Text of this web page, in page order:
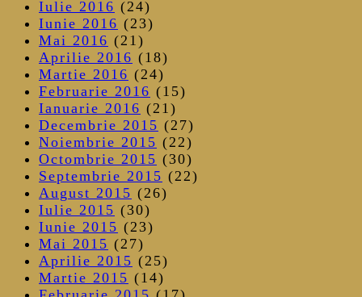
Iulie 2016 (24)
Iunie 2016 (23)
Mai 2016 (21)
Aprilie 2016 (18)
Martie 2016 (24)
Februarie 2016 (15)
Ianuarie 2016 (21)
Decembrie 2015 (27)
Noiembrie 2015 (22)
Octombrie 2015 (30)
Septembrie 2015 (22)
August 2015 (26)
Iulie 2015 (30)
Iunie 2015 (23)
Mai 2015 (27)
Aprilie 2015 (25)
Martie 2015 (14)